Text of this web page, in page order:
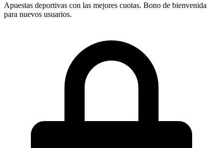
Apuestas deportivas con las mejores cuotas. Bono de bienvenida
para nuevos usuarios.